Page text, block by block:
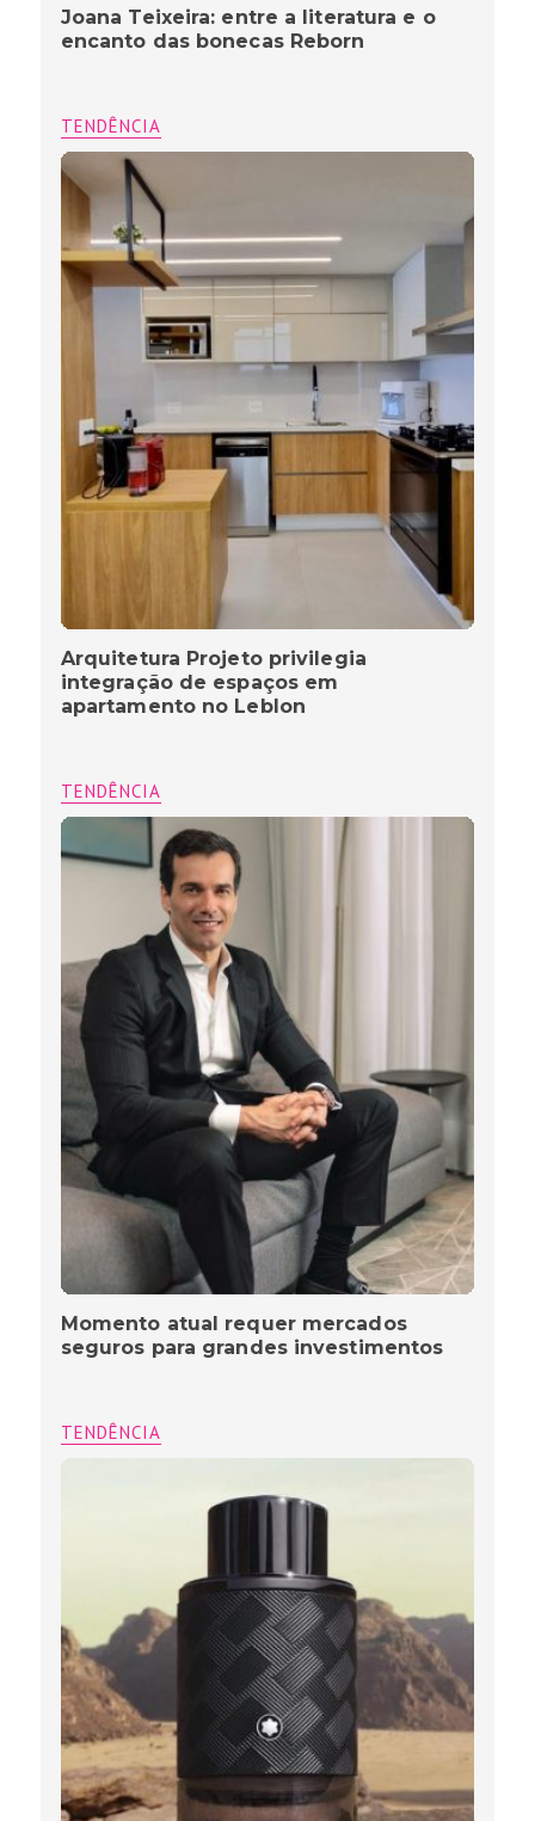
Joana Teixeira: entre a literatura e o
encanto das bonecas Reborn
TENDÊNCIA
Arquitetura Projeto privilegia
integração de espaços em
apartamento no Leblon
TENDÊNCIA
Momento atual requer mercados
seguros para grandes investimentos
TENDÊNCIA